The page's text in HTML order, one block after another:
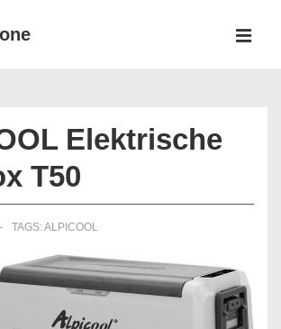
Elektrische
T50
TAGS:ALPICOOL